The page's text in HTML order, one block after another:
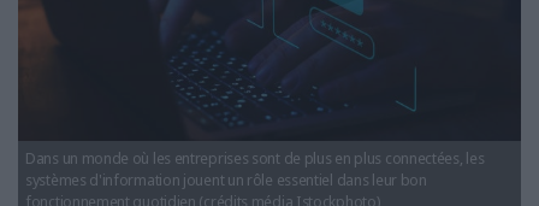
LES GUIDES PRATIQUES
LES BASES DE DONNÉES
L'ANNUAIRE DES ACTEURS
LES LIVRES BLANCS
Dans un monde où les entreprises sont de plus en plus connectées, les
systèmes d'information jouent un rôle essentiel dans leur bon
fonctionnement quotidien (crédits média Istockphoto)